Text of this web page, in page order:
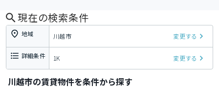
現在の検索条件
地域 川越市 変更する
詳細条件 1K 変更する
川越市の賃貸物件を条件から探す